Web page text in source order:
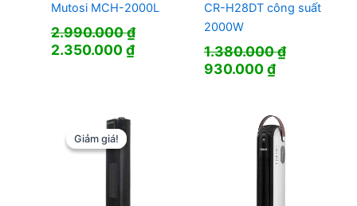
Mutosi MCH-2000L
2.990.000₫
Giá
2.350.000₫Giá
CR-H28DT công suất
2000W
1.380.000₫
Giá
1.380.000 ₫.
930.000₫Giá
là:
930.000 ₫.
Giảm giá!
Giảm giá!